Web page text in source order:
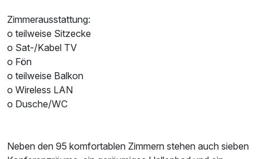
Zimmerausstattung:
o teilweise Sitzecke
o Sat-/Kabel TV
o Fön
o teilweise Balkon
o Wireless LAN
o Dusche/WC
Neben den 95 komfortablen Zimmern stehen auch sieben